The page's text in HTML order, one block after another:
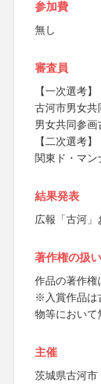
参加費
無し
審査員
【一次選考】
古河市男女共
男女共同参画
【二次選考】
関東ド・マ
結果発表
広報「古河」
著作権の扱い
作品の著作権
※入賞作品は
物等において
主催
茨城県古河市